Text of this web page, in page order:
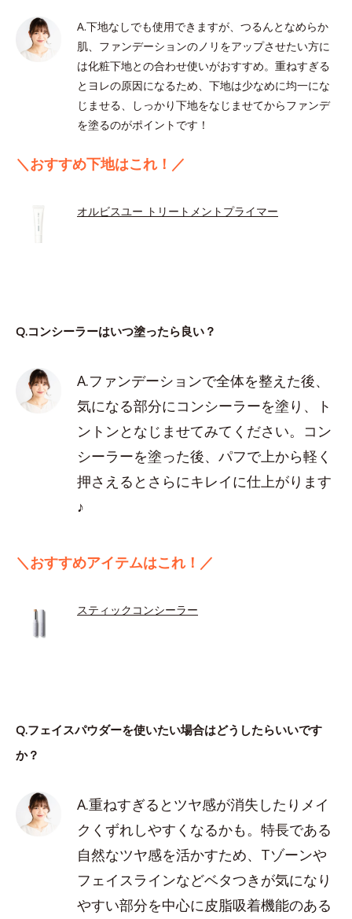
A.下地なしでも使用できますが、つるんとなめらか
肌、ファンデーションのノリをアップさせたい方に
は化粧下地との合わせ使いがおすすめ。重ねすぎる
とヨレの原因になるため、下地は少なめに均一にな
じませる、しっかり下地をなじませてからファンデ
を塗るのがポイントです！
＼おすすめ下地はこれ！／
オルビスユー トリートメントプライマー
Q.コンシーラーはいつ塗ったら良い？
A.ファンデーションで全体を整えた後、
気になる部分にコンシーラーを塗り、ト
ントンとなじませてみてください。コン
シーラーを塗った後、パフで上から軽く
押さえるとさらにキレイに仕上がります
♪
＼おすすめアイテムはこれ！／
スティックコンシーラー
Q.フェイスパウダーを使いたい場合はどうしたらいいです
か？
A.重ねすぎるとツヤ感が消失したりメイ
クくずれしやすくなるかも。特長である
自然なツヤ感を活かすため、Tゾーンや
フェイスラインなどベタつきが気になり
やすい部分を中心に皮脂吸着機能のある